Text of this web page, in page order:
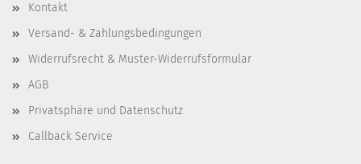
Kontakt
Versand- & Zahlungsbedingungen
Widerrufsrecht & Muster-Widerrufsformular
AGB
Privatsphäre und Datenschutz
Callback Service